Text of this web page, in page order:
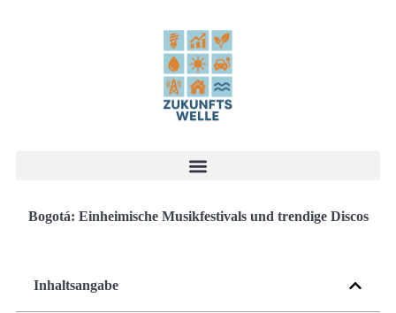
Bogotá: Einheimische Musikfestivals und trendige Discos
Inhaltsangabe